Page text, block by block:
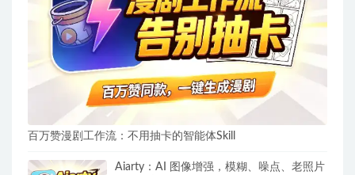
百万赞漫剧工作流：不用抽卡的智能体Skill
Aiarty：AI 图像增强，模糊、噪点、老照片